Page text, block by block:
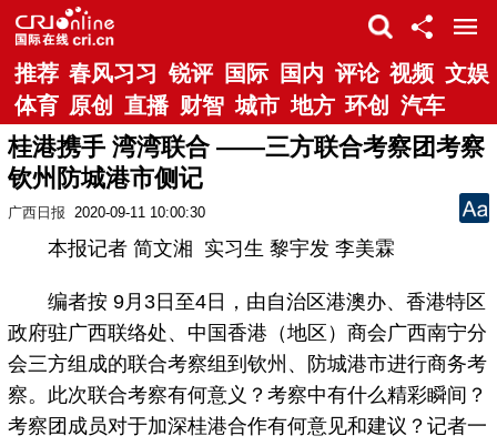
推荐 春风习习 锐评 国际 国内 评论 视频 文娱
体育 原创 直播 财智 城市 地方 环创 汽车
桂港携手 湾湾联合 ——三方联合考察团考察
钦州防城港市侧记
广西日报 2020-09-11 10:00:30
本报记者 简文湘 实习生 黎宇发 李美霖
编者按 9月3日至4日，由自治区港澳办、香港特区
政府驻广西联络处、中国香港（地区）商会广西南宁分
会三方组成的联合考察组到钦州、防城港市进行商务考
察。此次联合考察有何意义？考察中有什么精彩瞬间？
考察团成员对于加深桂港合作有何意见和建议？记者一